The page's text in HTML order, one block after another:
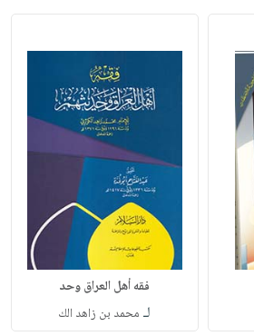
فقه أهل العراق وحد
لـ محمد بن زاهد الك